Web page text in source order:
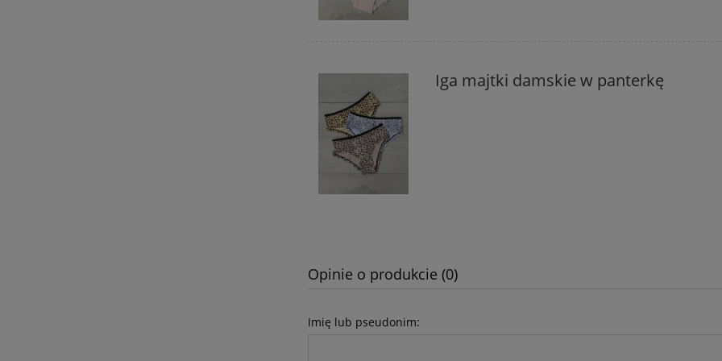
Iga majtki damskie w panterkę
Opinie o produkcie (0)
Imię lub pseudonim: